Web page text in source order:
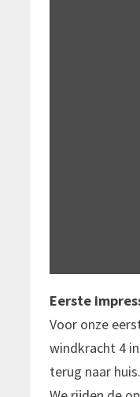
Eerste
Voor onze
windkracht 4
terug naar huis.